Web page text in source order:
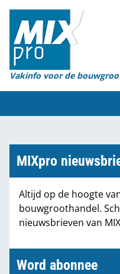
Vakinfo voor de
Home
Magazines
Organisaties
Marktcijfers
Partners
MIXpro
Altijd op de hoogte
bouwgroothandel.
nieuwsbrieven van
Word abonnee